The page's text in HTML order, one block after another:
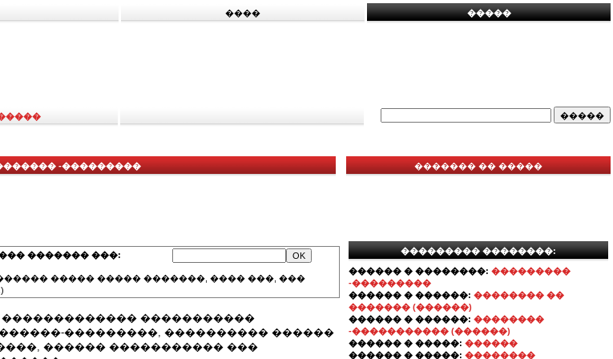
���� �����
-���������
������� ���:
����� ����� �������, ���� ���, ���
�����������
���������, ���������� ������
������ ����������� ���
������� �� �����
��������� ��������:
������ � ��������: ���������
-���������
������ � ������: �������� ��
������� (������)
������ � ������: ��������
-����������� (������)
������ � �����: ������
������ � �����: ��������